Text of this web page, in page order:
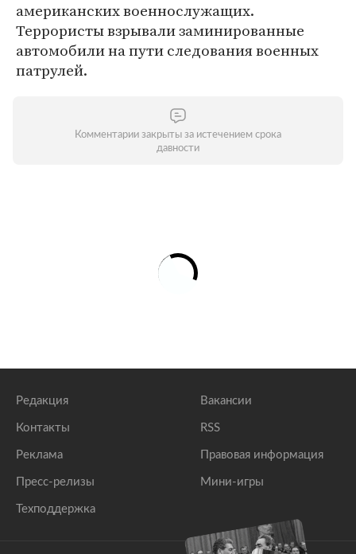
американских военнослужащих.
Террористы взрывали заминированные
автомобили на пути следования военных
патрулей.
Комментарии закрыты за истечением срока
давности
Редакция
Контакты
Реклама
Пресс-релизы
Техподдержка
Вакансии
RSS
Правовая информация
Мини-игры